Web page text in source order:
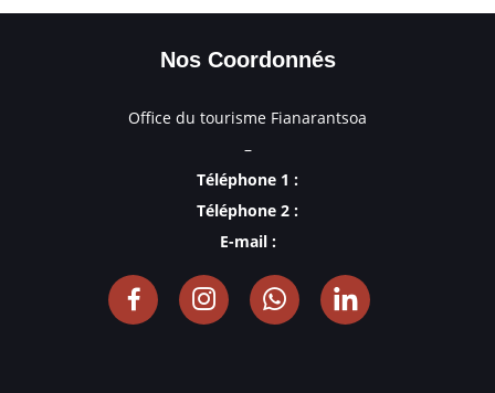
Nos Coordonnés
Office du tourisme Fianarantsoa
–
Téléphone 1 :
Téléphone 2 :
E-mail :